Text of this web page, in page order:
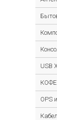
USB
OPS